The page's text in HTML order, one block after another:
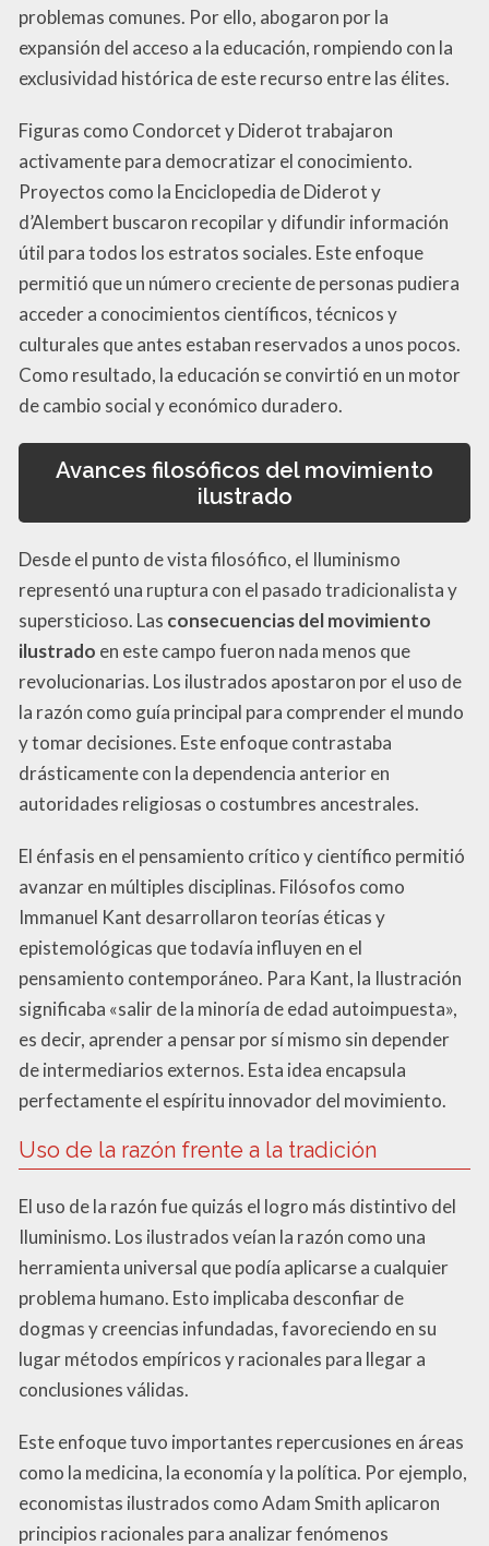
problemas comunes. Por ello, abogaron por la
expansión del acceso a la educación, rompiendo con la
exclusividad histórica de este recurso entre las élites.
Figuras como Condorcet y Diderot trabajaron
activamente para democratizar el conocimiento.
Proyectos como la Enciclopedia de Diderot y
d’Alembert buscaron recopilar y difundir información
útil para todos los estratos sociales. Este enfoque
permitió que un número creciente de personas pudiera
acceder a conocimientos científicos, técnicos y
culturales que antes estaban reservados a unos pocos.
Como resultado, la educación se convirtió en un motor
de cambio social y económico duradero.
Avances filosóficos del movimiento
ilustrado
Desde el punto de vista filosófico, el Iluminismo
representó una ruptura con el pasado tradicionalista y
supersticioso. Las consecuencias del movimiento
ilustrado en este campo fueron nada menos que
revolucionarias. Los ilustrados apostaron por el uso de
la razón como guía principal para comprender el mundo
y tomar decisiones. Este enfoque contrastaba
drásticamente con la dependencia anterior en
autoridades religiosas o costumbres ancestrales.
El énfasis en el pensamiento crítico y científico permitió
avanzar en múltiples disciplinas. Filósofos como
Immanuel Kant desarrollaron teorías éticas y
epistemológicas que todavía influyen en el
pensamiento contemporáneo. Para Kant, la Ilustración
significaba «salir de la minoría de edad autoimpuesta»,
es decir, aprender a pensar por sí mismo sin depender
de intermediarios externos. Esta idea encapsula
perfectamente el espíritu innovador del movimiento.
Uso de la razón frente a la tradición
El uso de la razón fue quizás el logro más distintivo del
Iluminismo. Los ilustrados veían la razón como una
herramienta universal que podía aplicarse a cualquier
problema humano. Esto implicaba desconfiar de
dogmas y creencias infundadas, favoreciendo en su
lugar métodos empíricos y racionales para llegar a
conclusiones válidas.
Este enfoque tuvo importantes repercusiones en áreas
como la medicina, la economía y la política. Por ejemplo,
economistas ilustrados como Adam Smith aplicaron
principios racionales para analizar fenómenos